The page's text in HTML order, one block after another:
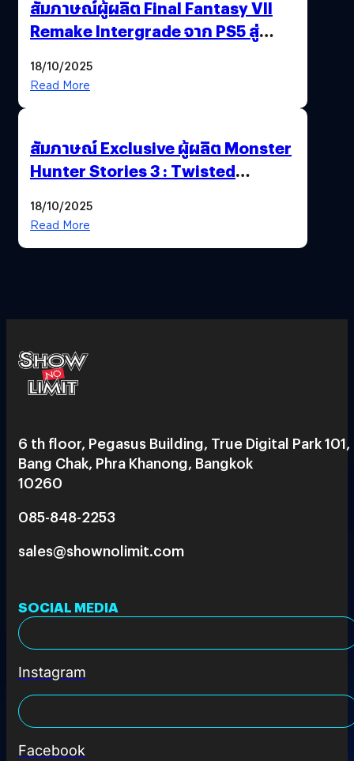
สัมภาษณ์ผู้ผลิต Final Fantasy VII
Remake Intergrade จาก PS5 สู่
18/10/2025
Read More
สัมภาษณ์ Exclusive ผู้ผลิต Monster
Hunter Stories 3 : Twisted
สวยฉ่ำ !
18/10/2025
Read More
6 th floor, Pegasus Building, True Digital Park 101,
Bang Chak, Phra Khanong, Bangkok
10260
085-848-2253
sales@shownolimit.com
SOCIAL MEDIA
Instagram
Facebook